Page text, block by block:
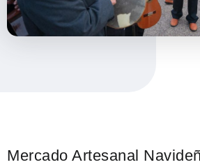
Mercado Artesanal